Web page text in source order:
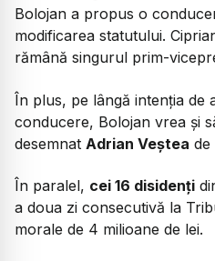
Bolojan a propus o
modificarea statutului.
rămână singurul prim-
În plus, pe lângă intenția de
conducere, Bolojan vrea și
desemnat Adrian Veștea de
În paralel, cei 16 disidenți
a doua zi consecutivă la
morale de 4 milioane de lei.